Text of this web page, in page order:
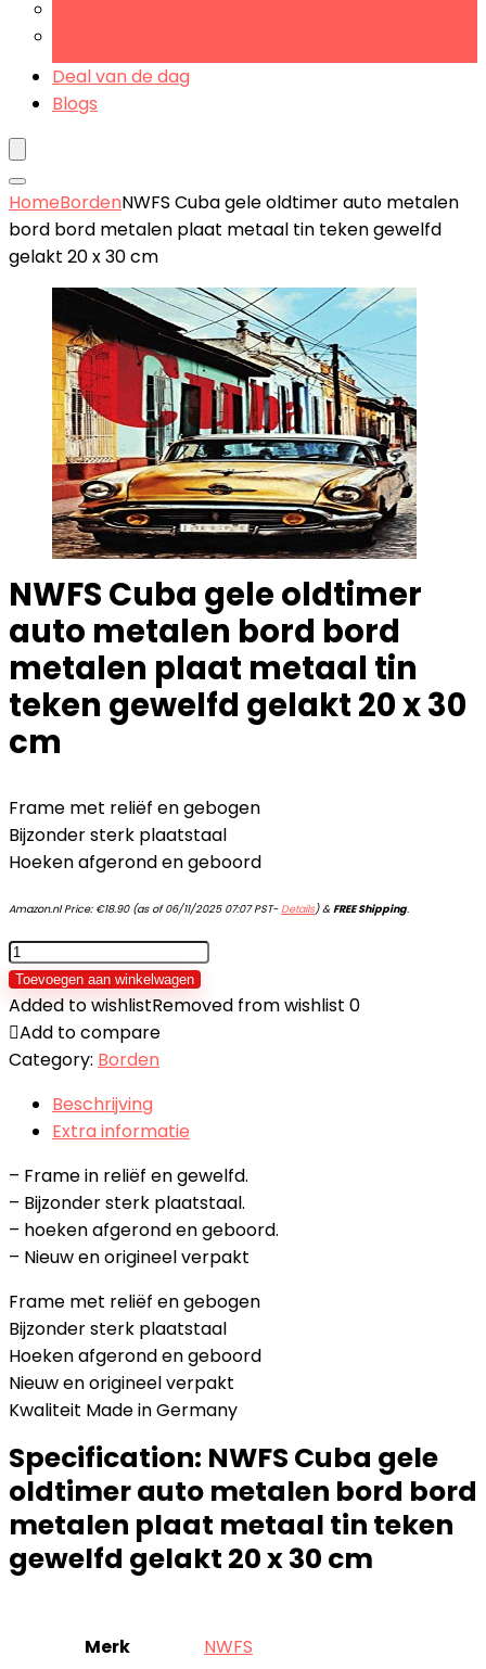
Deal van de dag
Blogs
HomeBordenNWFS Cuba gele oldtimer auto metalen
bord bord metalen plaat metaal tin teken gewelfd
gelakt 20 x 30 cm
NWFS Cuba gele oldtimer
auto metalen bord bord
metalen plaat metaal tin
teken gewelfd gelakt 20 x 30
cm
Frame met reliëf en gebogen
Bijzonder sterk plaatstaal
Hoeken afgerond en geboord
Amazon.nl Price: €18.90(as of 06/11/2025 07:07 PST-Details)&FREE Shipping.
NWFS
Cuba
gele
oldtimer
auto
bord
bord
metalen
plaat
metaal
tin
gewelfd
gelakt
20
x
30
hoeveelheid
Toevoegen aan winkelwagen
Added to wishlistRemoved from wishlist 0
Add to compare
Category: Borden
Beschrijving
Extra informatie
– Frame in reliëf en gewelfd.
– Bijzonder sterk plaatstaal.
– hoeken afgerond en geboord.
– Nieuw en origineel verpakt
Frame met reliëf en gebogen
Bijzonder sterk plaatstaal
Hoeken afgerond en geboord
Nieuw en origineel verpakt
Kwaliteit Made in Germany
Specification: NWFS Cuba gele
oldtimer auto metalen bord bord
metalen plaat metaal tin teken
gewelfd gelakt 20 x 30 cm
Merk ‎NWFS